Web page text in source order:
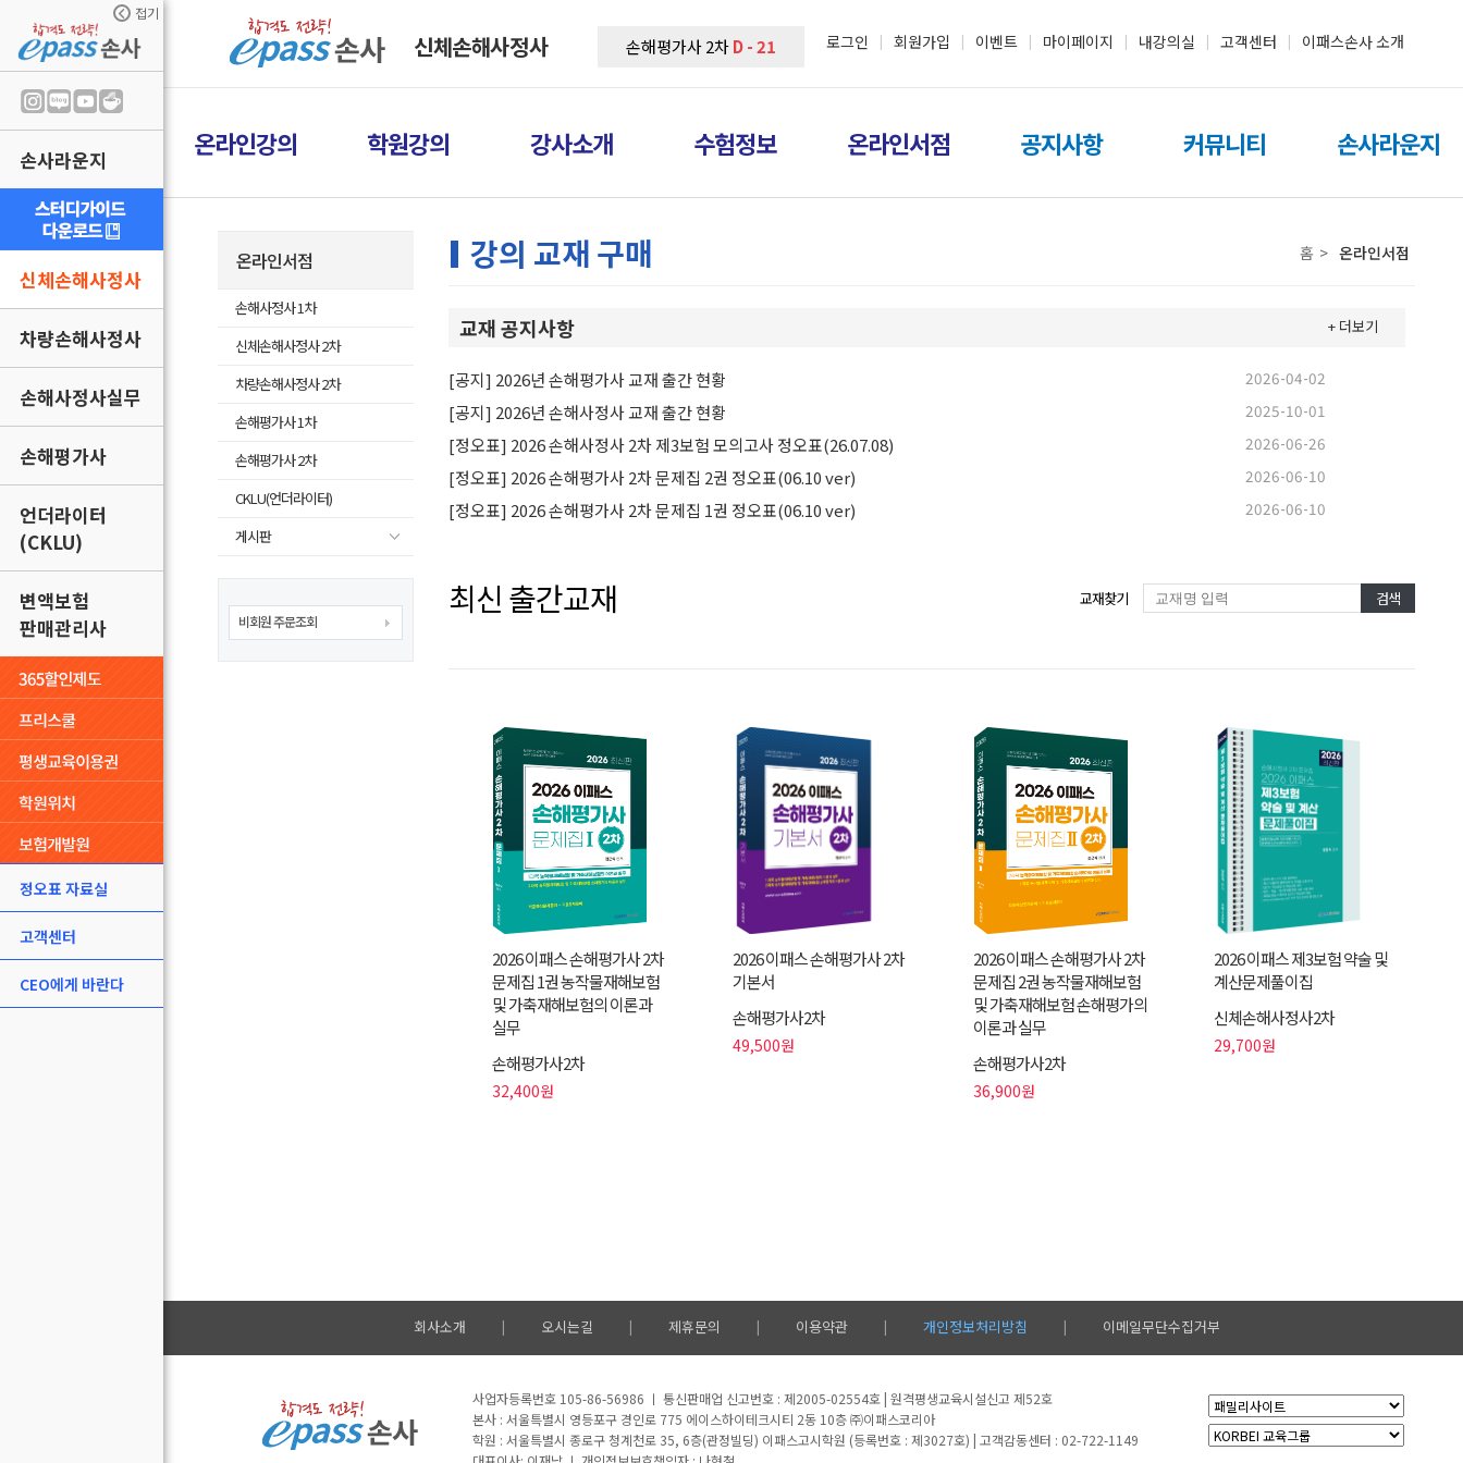
접기
손사라운지
신체손해사정사
차량손해사정사
손해사정사실무
손해평가사
언더라이터
(CKLU)
변액보험
판매관리사
정오표 자료실
고객센터
CEO에게 바란다
신체손해사정사 손해평가사 2차D - 21 로그인 | 회원가입 | 이벤트 | 마이페이지 | 내강의실 | 고객센터 | 이패스손사 소개
온라인강의 학원강의 강사소개 수험정보 온라인서점 공지사항 커뮤니티 손사라운지
온라인서점
손해사정사 1차
신체손해사정사 2차
차량손해사정사 2차
손해평가사 1차
손해평가사 2차
CKLU(언더라이터)
게시판
비회원 주문조회
강의 교재 구매 홈 > 온라인서점
교재 공지사항 + 더보기
[공지] 2026년 손해평가사 교재 출간 현황 2026-04-02
[공지] 2026년 손해사정사 교재 출간 현황 2025-10-01
[정오표] 2026 손해사정사 2차 제3보험 모의고사 정오표(26.07.08) 2026-06-26
[정오표] 2026 손해평가사 2차 문제집 2권 정오표(06.10 ver) 2026-06-10
[정오표] 2026 손해평가사 2차 문제집 1권 정오표(06.10 ver) 2026-06-10
최신 출간교재 교재찾기 검색
2026 이패스 손해평가사 2차
문제집 1권 농작물재해보험
및 가축재해보험의 이론과
실무
손해평가사2차
32,400원
2026 이패스 손해평가사 2차
기본서
손해평가사2차
49,500원
2026 이패스 손해평가사 2차
문제집 2권 농작물재해보험
및 가축재해보험 손해평가의
이론과 실무
손해평가사2차
36,900원
2026 이패스 제3보험 약술 및
계산문제풀이집
신체손해사정사2차
29,700원
회사소개 | 오시는길 | 제휴문의 | 이용약관 | 개인정보처리방침 | 이메일무단수집거부
사업자등록번호 105-86-56986 ㅣ 통신판매업 신고번호 : 제2005-02554호 | 원격평생교육시설신고 제52호
본사 : 서울특별시 영등포구 경인로 775 에이스하이테크시티 2동 10층 ㈜이패스코리아
학원 : 서울특별시 종로구 청계천로 35, 6층(관정빌딩) 이패스고시학원 (등록번호 : 제3027호) | 고객감동센터 : 02-722-1149